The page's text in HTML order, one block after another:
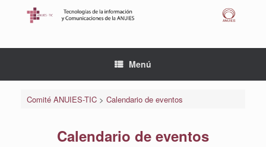
Menú
Comité ANUIES-TIC> Calendario de eventos
Calendario de eventos